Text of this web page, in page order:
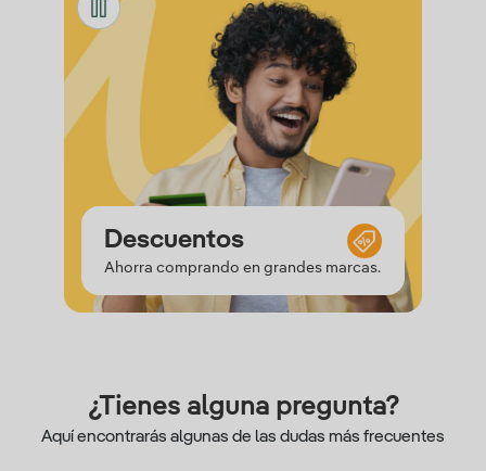
Saldo
Experiencias
Descuentos
Ahorra comprando en grandes marcas.
Saldo
¿Tienes alguna pregunta?
Aquí encontrarás algunas de las dudas más frecuentes